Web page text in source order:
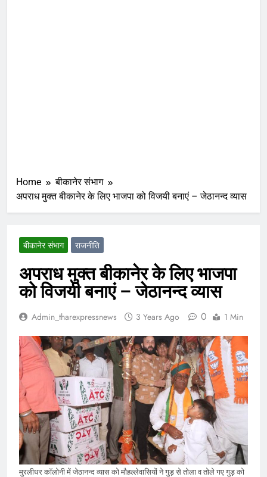
Home
बीकानेर संभाग
अपराध मुक्त बीकानेर के लिए भाजपा को विजयी बनाएं – जेठानन्द व्यास
बीकानेर संभाग राजनीति
अपराध मुक्त बीकानेर के लिए भाजपा
को विजयी बनाएं – जेठानन्द व्यास
Admin_tharexpressnews 3 Years Ago 0 1 Min
मुरलीधर कॉलोनी में जेठानन्द व्यास को मौहल्लेवासियों ने गुड़ से तोला व तोले गए गुड़ को